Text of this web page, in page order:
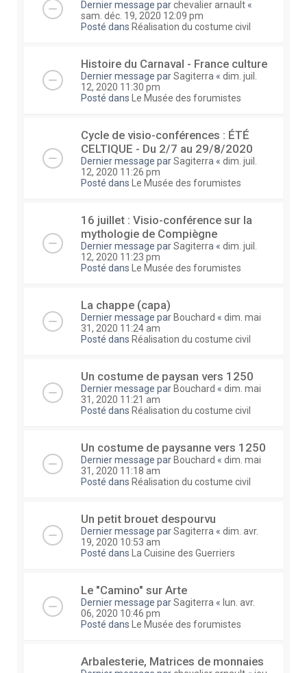
Dernier message parchevalier arnault «
sam. déc. 19, 2020 12:09 pm
Posté dans Réalisation du costume civil
Histoire du Carnaval - France culture
Dernier message parSagiterra « dim. juil.
12, 2020 11:30 pm
Posté dans
Le Musée des forumistes
Cycle de visio-conférences : ÉTÉ
CELTIQUE - Du 2/7 au 29/8/2020
Dernier message parSagiterra « dim. juil.
12, 2020 11:26 pm
Posté dans
Le Musée des forumistes
16 juillet : Visio-conférence sur la
mythologie de Compiègne
Dernier message parSagiterra « dim. juil.
12, 2020 11:23 pm
Posté dans
Le Musée des forumistes
La chappe (capa)
Dernier message par Bouchard « dim. mai
31, 2020 11:24 am
Posté dans Réalisation du costume civil
Un costume de paysan vers 1250
Dernier message par Bouchard « dim. mai
31, 2020 11:21 am
Posté dans Réalisation du costume civil
Un costume de paysanne vers 1250
Dernier message par Bouchard « dim. mai
31, 2020 11:18 am
Posté dans Réalisation du costume civil
Un petit brouet despourvu
Dernier message parSagiterra « dim. avr.
19, 2020 10:53 am
Posté dans
La Cuisine des Guerriers
Le "Camino" sur Arte
Dernier message parSagiterra « lun. avr.
06, 2020 10:46 pm
Posté dans
Le Musée des forumistes
Arbalesterie, Matrices de monnaies